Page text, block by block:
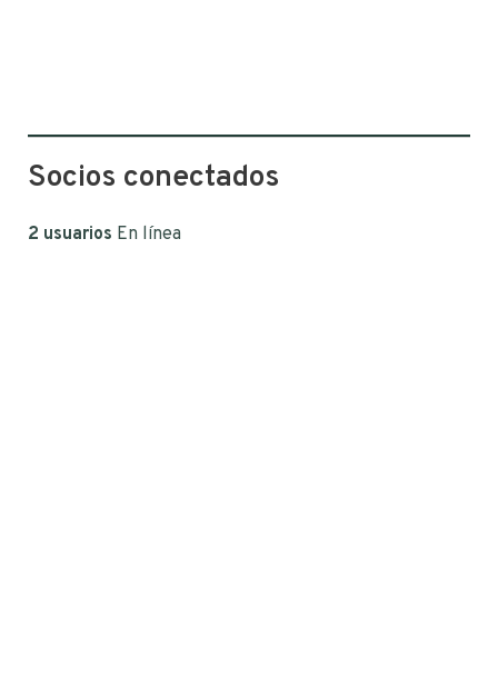
Socios conectados
2 usuarios En línea